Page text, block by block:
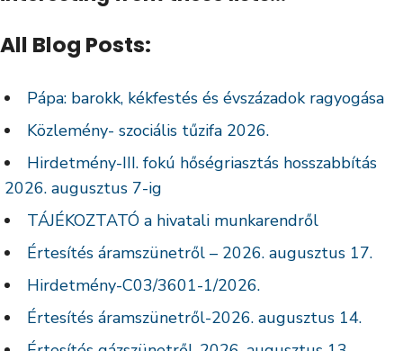
All Blog Posts:
Pápa: barokk, kékfestés és évszázadok ragyogása
Közlemény- szociális tűzifa 2026.
Hirdetmény-III. fokú hőségriasztás hosszabbítás
2026. augusztus 7-ig
TÁJÉKOZTATÓ a hivatali munkarendről
Értesítés áramszünetről – 2026. augusztus 17.
Hirdetmény-C03/3601-1/2026.
Értesítés áramszünetről-2026. augusztus 14.